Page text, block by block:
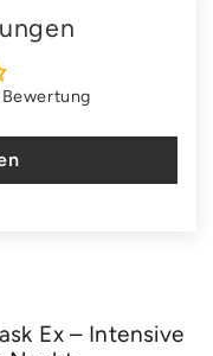
Ex – Intensive